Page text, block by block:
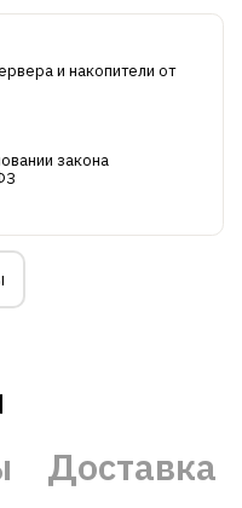
и накопители от
закона
Доставка